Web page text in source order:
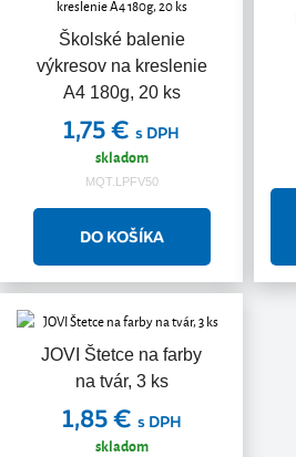
Školské balenie
výkresov na kreslenie
A4 180g, 20 ks
1,75 € s DPH
skladom
MQT.LPFV50
JOVI Štetce na farby
na tvár, 3 ks
1,85 € s DPH
skladom